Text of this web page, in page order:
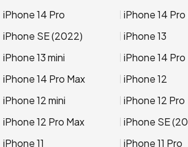
iPhone 14 Pro
iPhone 14 Pro
iPhone SE (2022)
iPhone 13
iPhone 13 mini
iPhone 14 Pro
iPhone 14 Pro Max
iPhone 12
iPhone 12 mini
iPhone 12 Pro
iPhone 12 Pro Max
iPhone SE
iPhone 11
iPhone 11 Pro